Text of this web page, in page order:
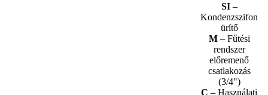
SI–
Kondenzszifon
ürítő
M– Fűtési
rendszer
előremenő
csatlakozás
(3/4")
C – Használati